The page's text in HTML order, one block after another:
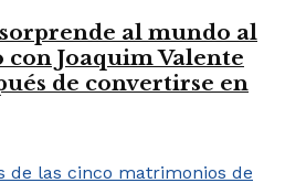
al mundo al
con Joaquim Valente
de convertirse en